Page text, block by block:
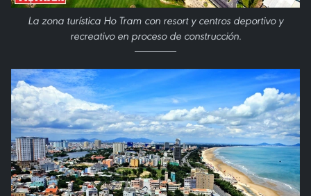
La zona turística Ho Tram con resort y centros deportivo y
recreativo en proceso de construcción.